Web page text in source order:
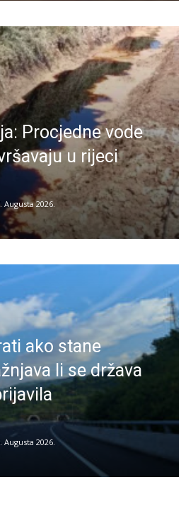
Procjedne vode
u rijeci
Augusta 2026.
ako stane
li se država
Augusta 2026.